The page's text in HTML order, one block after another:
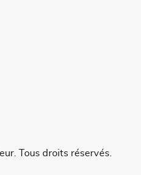
Tous droits réservés.